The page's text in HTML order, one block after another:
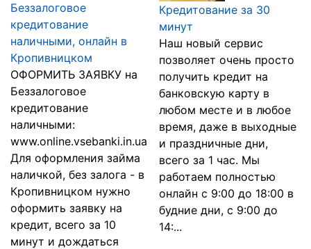
Беззалоговое
кредитование
наличными, онлайн в
Кропивницком
ОФОРМИТЬ ЗАЯВКУ на
Беззалоговое
кредитование
наличными:
www.online.vsebanki.in.ua
Для оформления займа
наличкой, без залога - в
Кропивницком нужно
оформить заявку на
кредит, всего за 10
минут и дождаться
Кредитование за 30
минут
Наш новый сервис
позволяет очень просто
получить кредит на
банковскую карту в
любом месте и в любое
время, даже в выходные
и праздничные дни,
всего за 1 час. Мы
работаем полностью
онлайн с 9:00 до 18:00 в
будние дни, с 9:00 до
14:...